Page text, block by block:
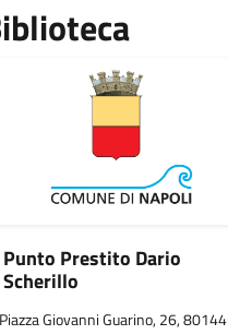
Punto Prestito Dario
Scherillo
Piazza Giovanni Guarino, 26, 80144